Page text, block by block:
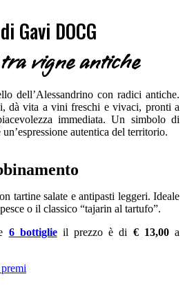
Gavi DOCG
vigne antiche
dell’Alessandrino con radici antiche.
dà vita a vini freschi e vivaci, pronti a
immediata. Un simbolo di
autentica del territorio.
tartine salate e antipasti leggeri. Ideale
o il classico “tajarin al tartufo”.
6 bottiglieil prezzo è di € 13,00a